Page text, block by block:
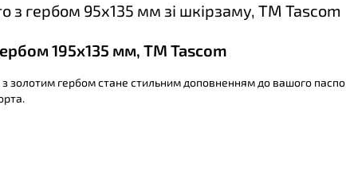
з гербом 95х135 мм зі шкірзаму, ТМ Tascom
195х135 мм, ТМ Tascom
золотим гербом стане стильним доповненням до вашого